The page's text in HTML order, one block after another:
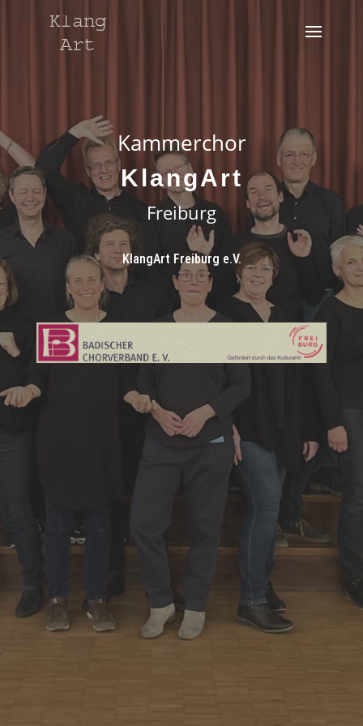
Kammerchor
KlangArt
Freiburg
KlangArt Freiburg e.V.